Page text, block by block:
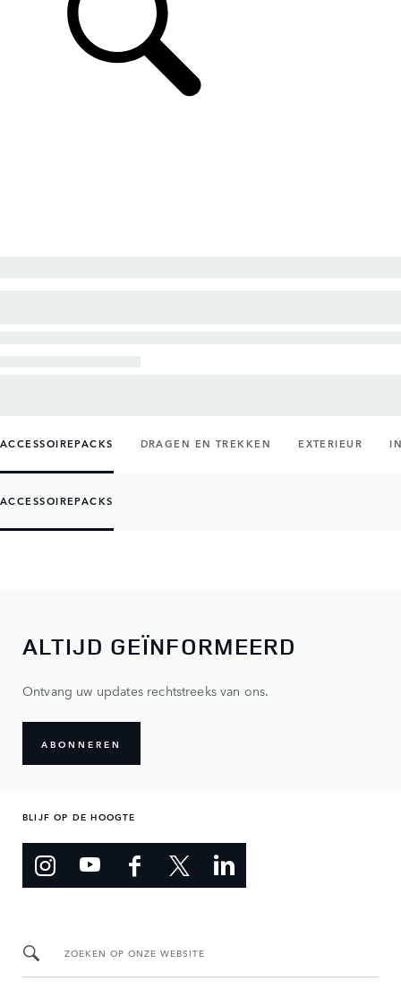
ACCESSOIREPACKS DRAGEN EN TREKKEN EXTERIEUR
ACCESSOIREPACKS
ALTIJD GEÏNFORMEERD
Ontvang uw updates rechtstreeks van ons.
ABONNEREN
BLIJF OP DE HOOGTE
ZOEKEN OP ONZE WEBSITE